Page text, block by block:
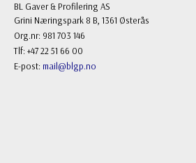
BL Gaver & Profilering AS
Grini Næringspark 8 B, 1361 Østerås
Org.nr: 981 703 146
Tlf: +47 22 51 66 00
E-post: mail@blgp.no